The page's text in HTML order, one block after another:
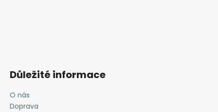
Důležité informace
O nás
Doprava